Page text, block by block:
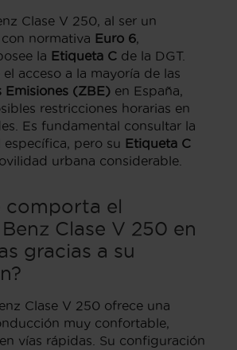
Clase V 250, al ser un
normativa Euro 6,
la Etiqueta C de la DGT.
acceso a la mayoría de las
Emisiones (ZBE) en España,
restricciones horarias en
Es fundamental consultar la
pero su Etiqueta C
urbana considerable.
comporta el
Clase V 250 en
gracias a su
Clase V 250 ofrece una
muy confortable,
vías rápidas. Su configuración